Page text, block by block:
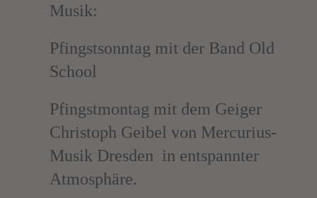
Musik:
Pfingstsonntag mit der Band Old
School
Pfingstmontag mit dem Geiger
Christoph Geibel von Mercurius-
Musik Dresden in entspannter
Atmosphäre.